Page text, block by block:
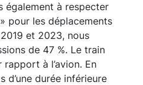
également à respecter
pour les déplacements
et 2023, nous
de 47 %. Le train
à l’avion. En
d’une durée inférieure